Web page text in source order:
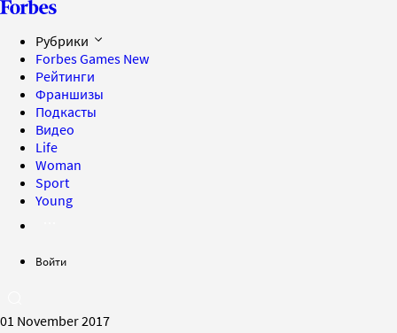
Рубрики
Forbes Games New
Рейтинги
Франшизы
Подкасты
Видео
Life
Woman
Sport
Young
Войти
01 November 2017